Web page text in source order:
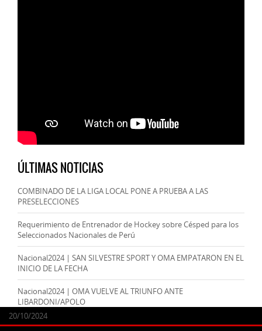
ÚLTIMAS NOTICIAS
COMBINADO DE LA LIGA LOCAL PONE A PRUEBA A LAS
PRESELECCIONES
24/09/2025
Requerimiento de Entrenador de Hockey sobre Césped para los
Seleccionados Nacionales de Perú
07/11/2024
Nacional2024 | SAN SILVESTRE SPORT Y OMA EMPATARON EN EL
INICIO DE LA FECHA
20/10/2024
Nacional2024 | OMA VUELVE AL TRIUNFO ANTE
LIBARDONI/APOLO
20/10/2024